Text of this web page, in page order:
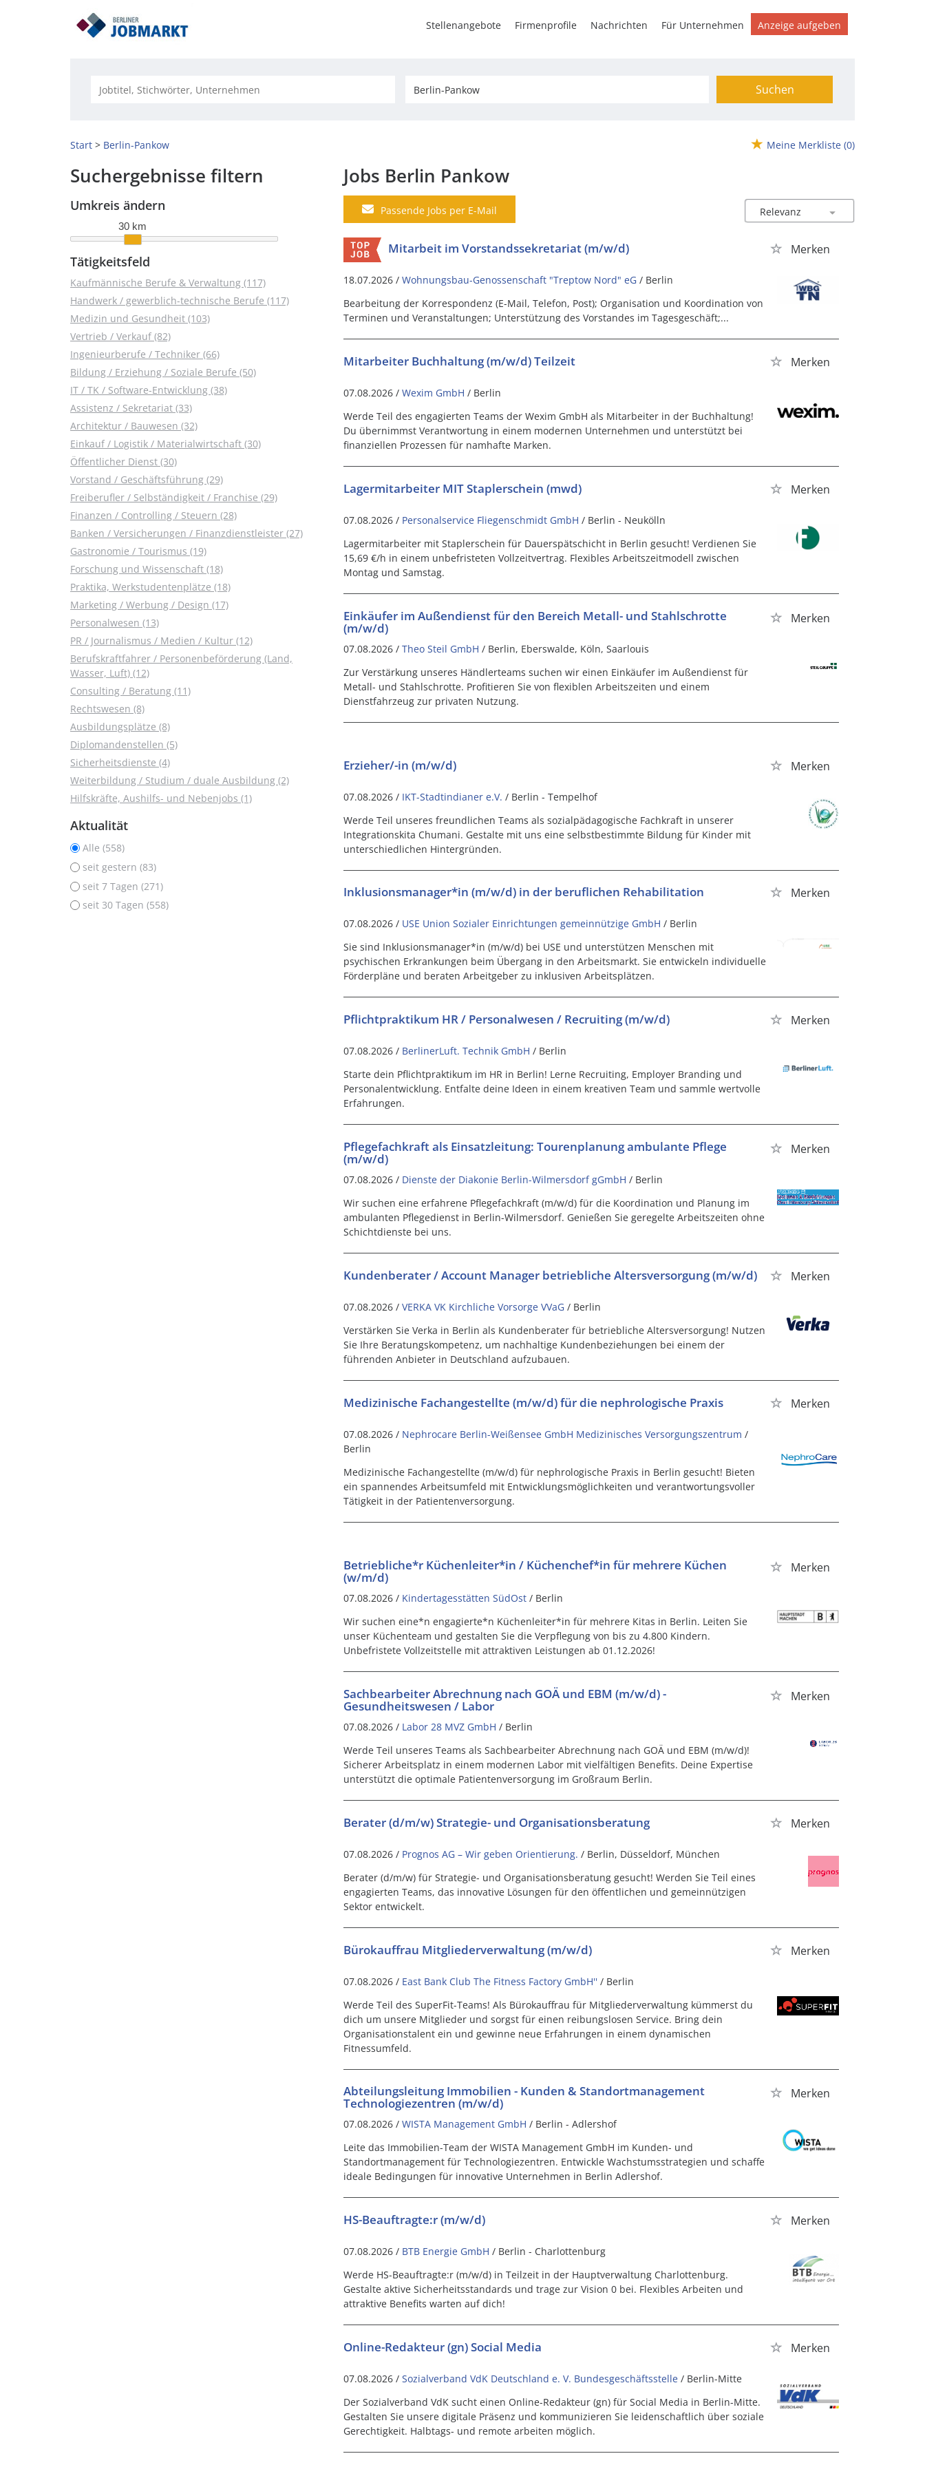
Stellenangebote Firmenprofile Nachrichten Für Unternehmen Anzeige aufgeben
Suchen
Start Berlin-Pankow Meine Merkliste (0)
Suchergebnisse filtern
Umkreis ändern
30 km
Tätigkeitsfeld
Kaufmännische Berufe & Verwaltung (117)
Handwerk / gewerblich-technische Berufe (117)
Medizin und Gesundheit (103)
Vertrieb / Verkauf (82)
Ingenieurberufe / Techniker (66)
Bildung / Erziehung / Soziale Berufe (50)
IT / TK / Software-Entwicklung (38)
Assistenz / Sekretariat (33)
Architektur / Bauwesen (32)
Einkauf / Logistik / Materialwirtschaft (30)
Öffentlicher Dienst (30)
Vorstand / Geschäftsführung (29)
Freiberufler / Selbständigkeit / Franchise (29)
Finanzen / Controlling / Steuern (28)
Banken / Versicherungen / Finanzdienstleister (27)
Gastronomie / Tourismus (19)
Forschung und Wissenschaft (18)
Praktika, Werkstudentenplätze (18)
Marketing / Werbung / Design (17)
Personalwesen (13)
PR / Journalismus / Medien / Kultur (12)
Berufskraftfahrer / Personenbeförderung (Land,
Wasser, Luft) (12)
Consulting / Beratung (11)
Rechtswesen (8)
Ausbildungsplätze (8)
Diplomandenstellen (5)
Sicherheitsdienste (4)
Weiterbildung / Studium / duale Ausbildung (2)
Hilfskräfte, Aushilfs- und Nebenjobs (1)
Aktualität
Alle (558)
seit gestern (83)
seit 7 Tagen (271)
seit 30 Tagen (558)
Jobs Berlin Pankow
Passende Jobs per E-Mail
Mitarbeit im Vorstandssekretariat (m/w/d) Merken
18.07.2026 / Wohnungsbau-Genossenschaft "Treptow Nord" eG / Berlin
Bearbeitung der Korrespondenz (E-Mail, Telefon, Post); Organisation und Koordination von
Terminen und Veranstaltungen; Unterstützung des Vorstandes im Tagesgeschäft;...
Mitarbeiter Buchhaltung (m/w/d) Teilzeit Merken
07.08.2026 / Wexim GmbH / Berlin
Werde Teil des engagierten Teams der Wexim GmbH als Mitarbeiter in der Buchhaltung!
Du übernimmst Verantwortung in einem modernen Unternehmen und unterstützt bei
finanziellen Prozessen für namhafte Marken.
Lagermitarbeiter MIT Staplerschein (mwd) Merken
07.08.2026 / Personalservice Fliegenschmidt GmbH / Berlin - Neukölln
Lagermitarbeiter mit Staplerschein für Dauerspätschicht in Berlin gesucht! Verdienen Sie
15,69 €/h in einem unbefristeten Vollzeitvertrag. Flexibles Arbeitszeitmodell zwischen
Montag und Samstag.
Einkäufer im Außendienst für den Bereich Metall- und Stahlschrotte
(m/w/d)
Merken
07.08.2026 / Theo Steil GmbH / Berlin, Eberswalde, Köln, Saarlouis
Zur Verstärkung unseres Händlerteams suchen wir einen Einkäufer im Außendienst für
Metall- und Stahlschrotte. Profitieren Sie von flexiblen Arbeitszeiten und einem
Dienstfahrzeug zur privaten Nutzung.
Erzieher/-in (m/w/d) Merken
07.08.2026 / IKT-Stadtindianer e.V. / Berlin - Tempelhof
Werde Teil unseres freundlichen Teams als sozialpädagogische Fachkraft in unserer
Integrationskita Chumani. Gestalte mit uns eine selbstbestimmte Bildung für Kinder mit
unterschiedlichen Hintergründen.
Inklusionsmanager*in (m/w/d) in der beruflichen Rehabilitation Merken
07.08.2026 / USE Union Sozialer Einrichtungen gemeinnützige GmbH / Berlin
Sie sind Inklusionsmanager*in (m/w/d) bei USE und unterstützen Menschen mit
psychischen Erkrankungen beim Übergang in den Arbeitsmarkt. Sie entwickeln individuelle
Förderpläne und beraten Arbeitgeber zu inklusiven Arbeitsplätzen.
Pflichtpraktikum HR / Personalwesen / Recruiting (m/w/d) Merken
07.08.2026 / BerlinerLuft. Technik GmbH / Berlin
Starte dein Pflichtpraktikum im HR in Berlin! Lerne Recruiting, Employer Branding und
Personalentwicklung. Entfalte deine Ideen in einem kreativen Team und sammle wertvolle
Erfahrungen.
Pflegefachkraft als Einsatzleitung: Tourenplanung ambulante Pflege
(m/w/d)
Merken
07.08.2026 / Dienste der Diakonie Berlin-Wilmersdorf gGmbH / Berlin
Wir suchen eine erfahrene Pflegefachkraft (m/w/d) für die Koordination und Planung im
ambulanten Pflegedienst in Berlin-Wilmersdorf. Genießen Sie geregelte Arbeitszeiten ohne
Schichtdienste bei uns.
Kundenberater / Account Manager betriebliche Altersversorgung (m/w/d) Merken
07.08.2026 / VERKA VK Kirchliche Vorsorge VVaG / Berlin
Verstärken Sie Verka in Berlin als Kundenberater für betriebliche Altersversorgung! Nutzen
Sie Ihre Beratungskompetenz, um nachhaltige Kundenbeziehungen bei einem der
führenden Anbieter in Deutschland aufzubauen.
Medizinische Fachangestellte (m/w/d) für die nephrologische Praxis Merken
07.08.2026 / Nephrocare Berlin-Weißensee GmbH Medizinisches Versorgungszentrum /
Berlin
Medizinische Fachangestellte (m/w/d) für nephrologische Praxis in Berlin gesucht! Bieten
ein spannendes Arbeitsumfeld mit Entwicklungsmöglichkeiten und verantwortungsvoller
Tätigkeit in der Patientenversorgung.
Betriebliche*r Küchenleiter*in / Küchenchef*in für mehrere Küchen
(w/m/d)
Merken
07.08.2026 / Kindertagesstätten SüdOst / Berlin
Wir suchen eine*n engagierte*n Küchenleiter*in für mehrere Kitas in Berlin. Leiten Sie
unser Küchenteam und gestalten Sie die Verpflegung von bis zu 4.800 Kindern.
Unbefristete Vollzeitstelle mit attraktiven Leistungen ab 01.12.2026!
Sachbearbeiter Abrechnung nach GOÄ und EBM (m/w/d) -
Gesundheitswesen / Labor
Merken
07.08.2026 / Labor 28 MVZ GmbH / Berlin
Werde Teil unseres Teams als Sachbearbeiter Abrechnung nach GOÄ und EBM (m/w/d)!
Sicherer Arbeitsplatz in einem modernen Labor mit vielfältigen Benefits. Deine Expertise
unterstützt die optimale Patientenversorgung im Großraum Berlin.
Berater (d/m/w) Strategie- und Organisationsberatung Merken
07.08.2026 / Prognos AG – Wir geben Orientierung. / Berlin, Düsseldorf, München
Berater (d/m/w) für Strategie- und Organisationsberatung gesucht! Werden Sie Teil eines
engagierten Teams, das innovative Lösungen für den öffentlichen und gemeinnützigen
Sektor entwickelt.
Bürokauffrau Mitgliederverwaltung (m/w/d) Merken
07.08.2026 / East Bank Club The Fitness Factory GmbH'' / Berlin
Werde Teil des SuperFit-Teams! Als Bürokauffrau für Mitgliederverwaltung kümmerst du
dich um unsere Mitglieder und sorgst für einen reibungslosen Service. Bring dein
Organisationstalent ein und gewinne neue Erfahrungen in einem dynamischen
Fitnessumfeld.
Abteilungsleitung Immobilien - Kunden & Standortmanagement
Technologiezentren (m/w/d)
Merken
07.08.2026 / WISTA Management GmbH / Berlin - Adlershof
Leite das Immobilien-Team der WISTA Management GmbH im Kunden- und
Standortmanagement für Technologiezentren. Entwickle Wachstumsstrategien und schaffe
ideale Bedingungen für innovative Unternehmen in Berlin Adlershof.
HS-Beauftragte:r (m/w/d) Merken
07.08.2026 / BTB Energie GmbH / Berlin - Charlottenburg
Werde HS-Beauftragte:r (m/w/d) in Teilzeit in der Hauptverwaltung Charlottenburg.
Gestalte aktive Sicherheitsstandards und trage zur Vision 0 bei. Flexibles Arbeiten und
attraktive Benefits warten auf dich!
Online-Redakteur (gn) Social Media Merken
07.08.2026 / Sozialverband VdK Deutschland e. V. Bundesgeschäftsstelle / Berlin-Mitte
Der Sozialverband VdK sucht einen Online-Redakteur (gn) für Social Media in Berlin-Mitte.
Gestalten Sie unsere digitale Präsenz und kommunizieren Sie leidenschaftlich über soziale
Gerechtigkeit. Halbtags- und remote arbeiten möglich.